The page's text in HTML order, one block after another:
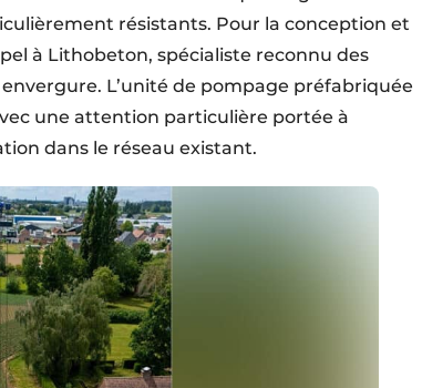
résistants. Pour la conception et
à Lithobeton, spécialiste reconnu des
L’unité de pompage préfabriquée
une attention particulière portée à
dans le réseau existant.